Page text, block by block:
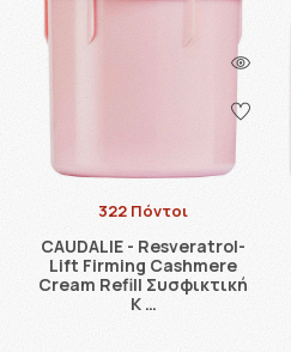
322 Πόντοι
CAUDALIE - Resveratrol-
Lift Firming Cashmere
Cream Refill Συσφικτική
Κ …